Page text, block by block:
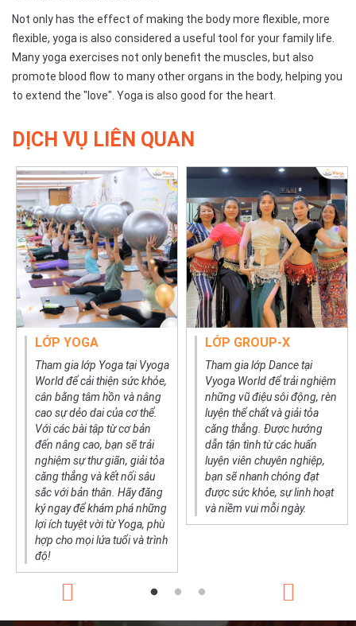
Not only has the effect of making the body more flexible, more
flexible, yoga is also considered a useful tool for your family life.
Many yoga exercises not only benefit the muscles, but also
promote blood flow to many other organs in the body, helping you
to extend the "love". Yoga is also good for the heart.
DỊCH VỤ LIÊN QUAN
LỚP YOGA
Tham gia lớp Yoga tại Vyoga
World để cải thiện sức khỏe,
cân bằng tâm hồn và nâng
cao sự dẻo dai của cơ thể.
Với các bài tập từ cơ bản
đến nâng cao, bạn sẽ trải
nghiệm sự thư giãn, giải tỏa
căng thẳng và kết nối sâu
sắc với bản thân. Hãy đăng
ký ngay để khám phá những
lợi ích tuyệt vời từ Yoga, phù
hợp cho mọi lứa tuổi và trình
độ!
LỚP GROUP-X
Tham gia lớp Dance tại
Vyoga World để trải nghiệm
những vũ điệu sôi động, rèn
luyện thể chất và giải tỏa
căng thẳng. Được hướng
dẫn tận tình từ các huấn
luyện viên chuyên nghiệp,
bạn sẽ nhanh chóng đạt
được sức khỏe, sự linh hoạt
và niềm vui mỗi ngày.